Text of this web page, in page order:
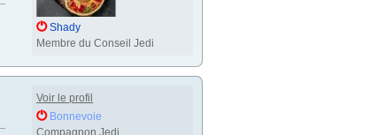
Shady
Membre du Conseil Jedi
Voir le profil
Bonnevoie